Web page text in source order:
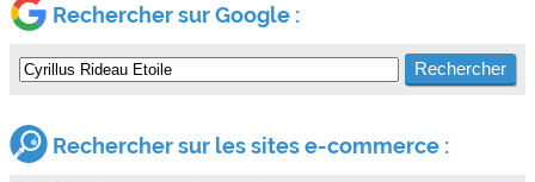
Rechercher sur Google :
Rechercher sur les sites e-commerce :